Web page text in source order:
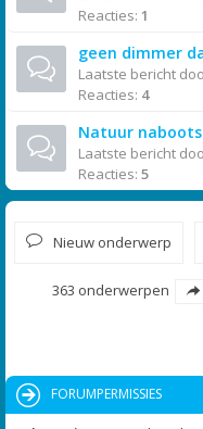
Reacties: 1
geen dimmer
Laatste bericht
Reacties: 4
Natuur
Laatste bericht
Reacties: 5
Nieuw onderwerp
363 onderwerpen
FORUMPERMISSIES